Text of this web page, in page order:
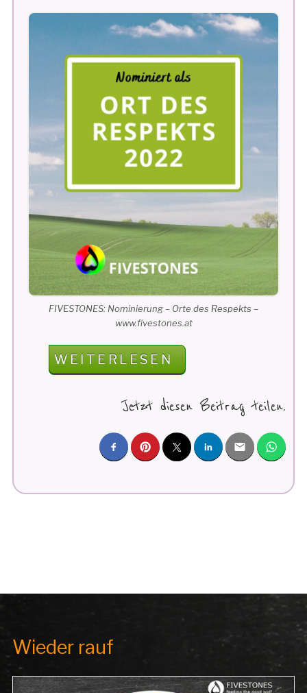
FIVESTONES: Nominierung – Orte des Respekts –
www.fivestones.at
„FIVESTONES
IST
NOMINIERT
2022“
WEITERLESEN
Jetzt diesen Beitrag teilen.
Wieder rauf